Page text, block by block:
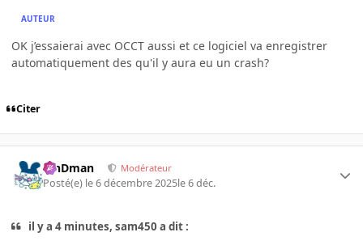
AUTEUR
OK j’essaierai avec OCCT aussi et ce logiciel va enregistrer
automatiquement des qu'il y aura eu un crash?
Citer
RinDman Modérateur
Posté(e) le 6 décembre 2025le 6 déc.
il y a 4 minutes, sam450 a dit :